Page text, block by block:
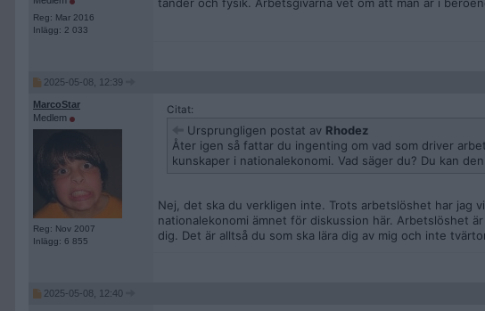
Reg: Mar 2016
Inlägg: 2 033
2025-05-08, 12:39
MarcoStar
Medlem
Reg: Nov 2007
Inlägg: 6 855
Citat:
Ursprungligen postat av Rhodez
Åter igen så fattar du ingenting om vad som driver
kunskaper i nationalekonomi. Vad säger du? Du kan
Nej, det ska du verkligen inte. Trots arbetslöshet har jag
nationalekonomi ämnet för diskussion här. Arbetslöshet
dig. Det är alltså du som ska lära dig av mig och inte
2025-05-08, 12:40